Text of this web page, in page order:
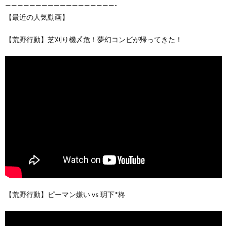
——————————————————-
【最近の人気動画】
【荒野行動】芝刈り機〆危！夢幻コンビが帰ってきた！
【荒野行動】ピーマン嫌い vs 玥下*柊